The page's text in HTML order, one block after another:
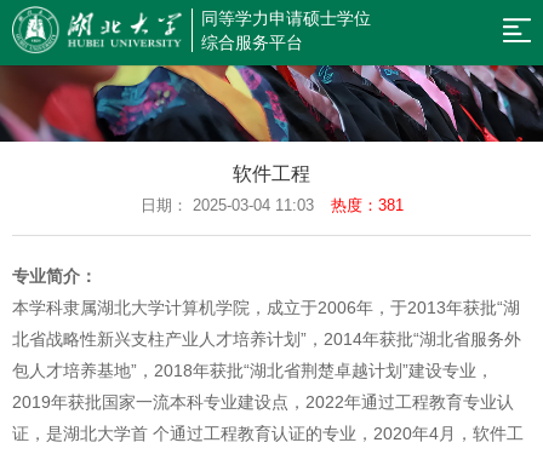
同等学力申请硕士学位
综合服务平台
网
闻
告
规
制
度
生
简
章
硕
果
云
课
堂
考
辅
平
台
信
息
查
同
等
在
软件工程
日期： 2025-03-04 11:03 热度：381
专业简介：
本学科隶属湖北大学计算机学院，成立于2006年，于2013年获批“湖
北省战略性新兴支柱产业人才培养计划”，2014年获批“湖北省服务外
包人才培养基地”，2018年获批“湖北省荆楚卓越计划”建设专业，
2019年获批国家一流本科专业建设点，2022年通过工程教育专业认
证，是湖北大学首 个通过工程教育认证的专业，2020年4月，软件工